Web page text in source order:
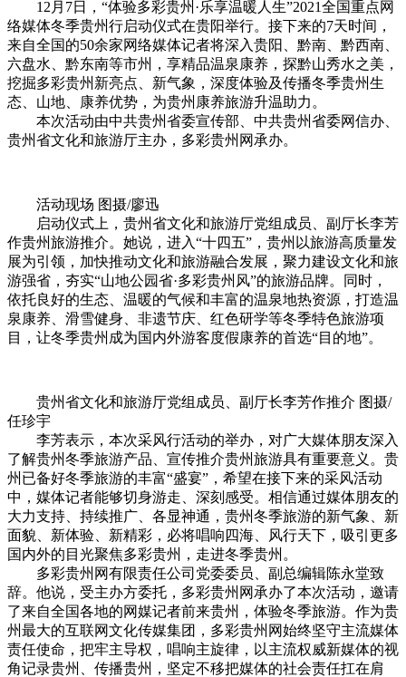
12月7日，“体验多彩贵州·乐享温暖人生”2021全国重点网
络媒体冬季贵州行启动仪式在贵阳举行。接下来的7天时间，
来自全国的50余家网络媒体记者将深入贵阳、黔南、黔西南、
六盘水、黔东南等市州，享精品温泉康养，探黔山秀水之美，
挖掘多彩贵州新亮点、新气象，深度体验及传播冬季贵州生
态、山地、康养优势，为贵州康养旅游升温助力。
本次活动由中共贵州省委宣传部、中共贵州省委网信办、
贵州省文化和旅游厅主办，多彩贵州网承办。
活动现场 图摄/廖迅
启动仪式上，贵州省文化和旅游厅党组成员、副厅长李芳
作贵州旅游推介。她说，进入“十四五”，贵州以旅游高质量发
展为引领，加快推动文化和旅游融合发展，聚力建设文化和旅
游强省，夯实“山地公园省·多彩贵州风”的旅游品牌。同时，
依托良好的生态、温暖的气候和丰富的温泉地热资源，打造温
泉康养、滑雪健身、非遗节庆、红色研学等冬季特色旅游项
目，让冬季贵州成为国内外游客度假康养的首选“目的地”。
贵州省文化和旅游厅党组成员、副厅长李芳作推介 图摄/
任珍宇
李芳表示，本次采风行活动的举办，对广大媒体朋友深入
了解贵州冬季旅游产品、宣传推介贵州旅游具有重要意义。贵
州已备好冬季旅游的丰富“盛宴”，希望在接下来的采风活动
中，媒体记者能够切身游走、深刻感受。相信通过媒体朋友的
大力支持、持续推广、各显神通，贵州冬季旅游的新气象、新
面貌、新体验、新精彩，必将唱响四海、风行天下，吸引更多
国内外的目光聚焦多彩贵州，走进冬季贵州。
多彩贵州网有限责任公司党委委员、副总编辑陈永堂致
辞。他说，受主办方委托，多彩贵州网承办了本次活动，邀请
了来自全国各地的网媒记者前来贵州，体验冬季旅游。作为贵
州最大的互联网文化传媒集团，多彩贵州网始终坚守主流媒体
责任使命 ，把牢主导权，唱响主旋律，以主流权威新媒体的视
角记录贵州、传播贵州，坚定不移把媒体的社会责任扛在肩